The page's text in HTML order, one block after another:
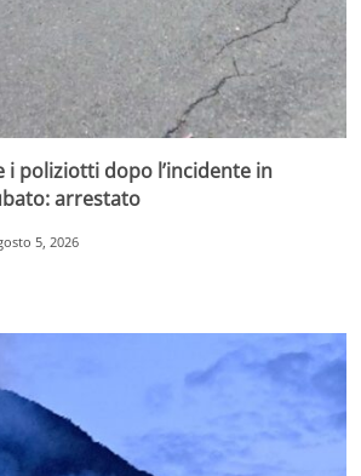
i poliziotti dopo l’incidente in
arrestato
5, 2026